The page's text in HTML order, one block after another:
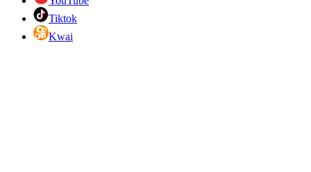
Tiktok
Kwai